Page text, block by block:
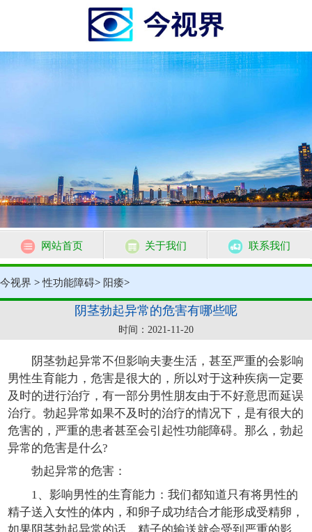
网站首页 关于我们 联系我们
今视界 >性功能障碍> 阳痿>
阴茎勃起异常的危害有哪些呢
时间：2021-11-20
阴茎勃起异常不但影响夫妻生活，甚至严重的会影响
男性生育能力，危害是很大的，所以对于这种疾病一定要
及时的进行治疗，有一部分男性朋友由于不好意思而延误
治疗。勃起异常如果不及时的治疗的情况下，是有很大的
危害的，严重的患者甚至会引起性功能障碍。那么，勃起
异常的危害是什么?
勃起异常的危害：
1、影响男性的生育能力：我们都知道只有将男性的
精子送入女性的体内，和卵子成功结合才能形成受精卵，
如果阴茎勃起异常的话，精子的输送就会受到严重的影